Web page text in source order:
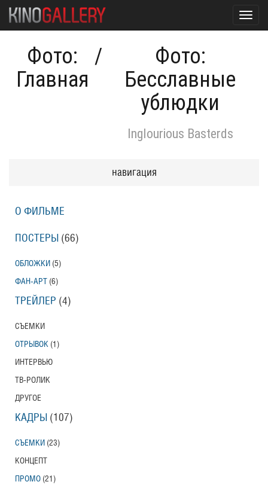
Фото:
Главная
/
Фото:
Бесславные
ублюдки
Inglourious Basterds
навигация
О ФИЛЬМЕ
ПОСТЕРЫ (66)
ОБЛОЖКИ (5)
ФАН-АРТ (6)
ТРЕЙЛЕР (4)
СЪЕМКИ
ОТРЫВОК (1)
ИНТЕРВЬЮ
ТВ-РОЛИК
ДРУГОЕ
КАДРЫ (107)
СЪЕМКИ (23)
КОНЦЕПТ
ПРОМО (21)